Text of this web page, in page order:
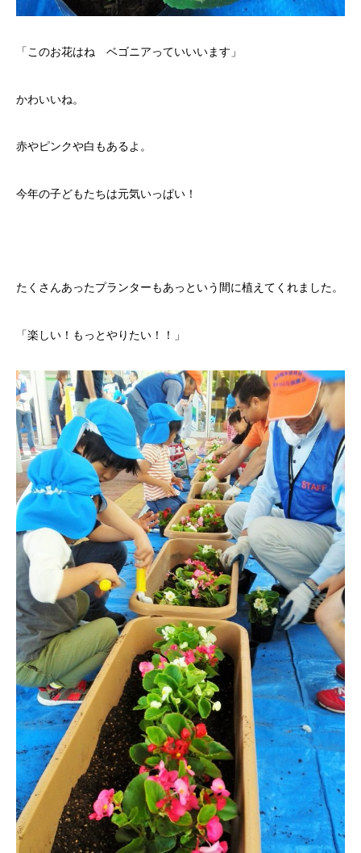
「このお花はね ベゴニアっていいいます」
かわいいね。
赤やピンクや白もあるよ。
今年の子どもたちは元気いっぱい！
たくさんあったプランターもあっという間に植えてくれました。
「楽しい！もっとやりたい！！」